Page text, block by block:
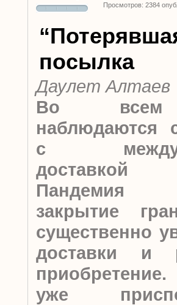
Просмотров: 2384
посылка
Даулет Алтаев
Во
наблюдаются
с
доставкой
Пандемия
закрытие
существенно
доставки и
уже